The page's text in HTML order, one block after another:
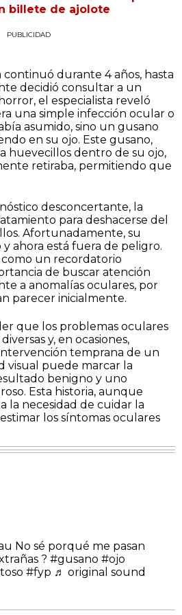
billete de ajolote
PUBLICIDAD
continuó durante 4 años, hasta
decidió consultar a un
el especialista reveló
una simple infección ocular o
asumido, sino un gusano
en su ojo. Este gusano,
huevecillos dentro de su ojo,
retiraba, permitiendo que
desconcertante, la
para deshacerse del
Afortunadamente, su
ahora está fuera de peligro.
como un recordatorio
de buscar atención
a anomalías oculares, por
parecer inicialmente.
que los problemas oculares
y, en ocasiones,
temprana de un
visual puede marcar la
benigno y uno
Esta historia, aunque
la necesidad de cuidar la
los síntomas oculares
No sé porqué me pasan
? #gusano #ojo
#fyp ♬ original sound